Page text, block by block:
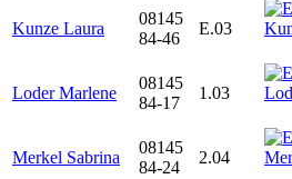
Kunze Laura
08145
84-46
E.03
Loder Marlene
08145
84-17
1.03
Merkel Sabrina
08145
84-24
2.04